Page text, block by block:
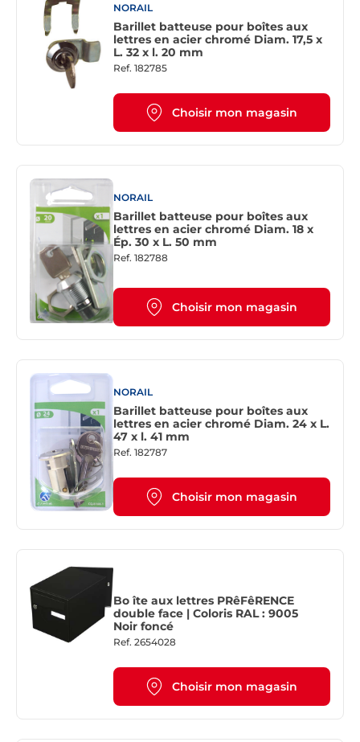
NORAIL
Barillet batteuse pour boîtes aux
lettres en acier chromé Diam. 17,5 x
L. 32 x l. 20 mm
Ref. 182785
Choisir mon magasin
NORAIL
Barillet batteuse pour boîtes aux
lettres en acier chromé Diam. 18 x
Ép. 30 x L. 50 mm
Ref. 182788
Choisir mon magasin
NORAIL
Barillet batteuse pour boîtes aux
lettres en acier chromé Diam. 24 x L.
47 x l. 41 mm
Ref. 182787
Choisir mon magasin
Bo îte aux lettres PRêFêRENCE
double face | Coloris RAL : 9005
Noir foncé
Ref. 2654028
Choisir mon magasin